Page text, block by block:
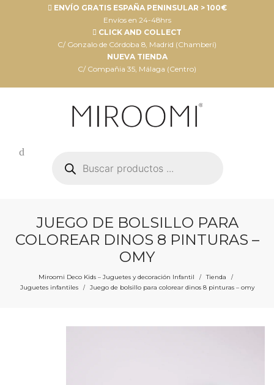
ENVÍO GRATIS ESPAÑA PENINSULAR > 100€
Envíos en 24-48hrs
CLICK AND COLLECT
C/ Gonzalo de Córdoba 8, Madrid (Chamberí)
NUEVA TIENDA
C/ Compañia 35, Málaga (Centro)
productos
JUEGO DE BOLSILLO PARA
COLOREAR DINOS 8 PINTURAS –
OMY
Miroomi Deco Kids – Juguetes y decoración Infantil / Tienda /
Juguetes infantiles / Juego de bolsillo para colorear dinos 8 pinturas – omy